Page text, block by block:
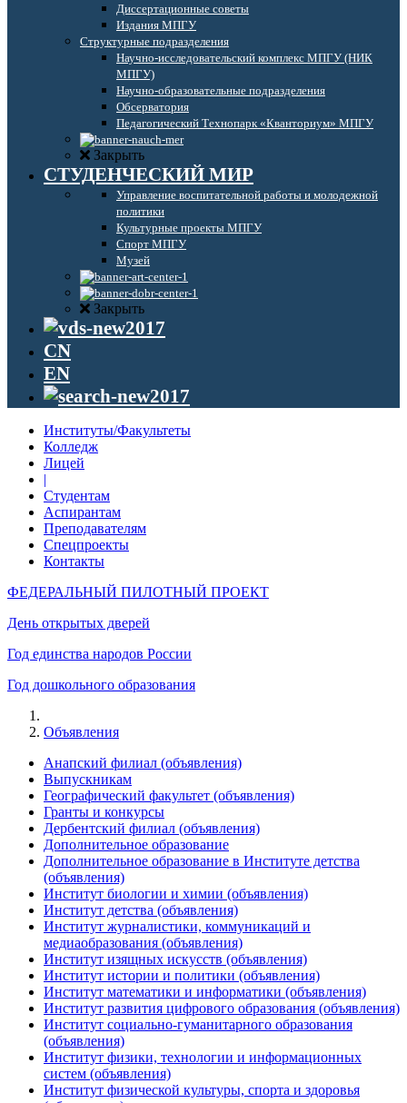
Диссертационные советы
Издания МПГУ
Структурные подразделения
Научно-исследовательский комплекс МПГУ (НИК
МПГУ)
Научно-образовательные подразделения
Обсерватория
Педагогический Технопарк «Кванториум» МПГУ
Закрыть
СТУДЕНЧЕСКИЙ МИР
Управление воспитательной работы и молодежной
политики
Культурные проекты МПГУ
Спорт МПГУ
Музей
Закрыть
CN
EN
Институты/Факультеты
Колледж
Лицей
|
Студентам
Аспирантам
Преподавателям
Спецпроекты
Контакты
ФЕДЕРАЛЬНЫЙ ПИЛОТНЫЙ ПРОЕКТ
День открытых дверей
Год единства народов России
Год дошкольного образования
Объявления
Анапский филиал (объявления)
Выпускникам
Географический факультет (объявления)
Гранты и конкурсы
Дербентский филиал (объявления)
Дополнительное образование
Дополнительное образование в Институте детства
(объявления)
Институт биологии и химии (объявления)
Институт детства (объявления)
Институт журналистики, коммуникаций и
медиаобразования (объявления)
Институт изящных искусств (объявления)
Институт истории и политики (объявления)
Институт математики и информатики (объявления)
Институт развития цифрового образования (объявления)
Институт социально-гуманитарного образования
(объявления)
Институт физики, технологии и информационных
систем (объявления)
Институт физической культуры, спорта и здоровья